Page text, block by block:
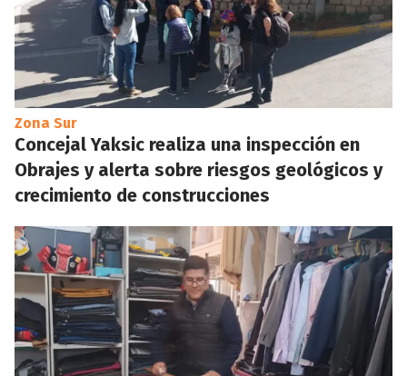
Zona Sur
Concejal Yaksic realiza una inspección en
Obrajes y alerta sobre riesgos geológicos y
crecimiento de construcciones